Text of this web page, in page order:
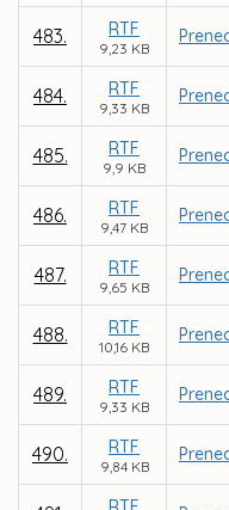
483. RTF
9,23 KB
484. RTF
9,33 KB
485. RTF
9,9 KB
486. RTF
9,47 KB
487. RTF
9,65 KB
488. RTF
10,16 KB
489. RTF
9,33 KB
490. RTF
9,84 KB